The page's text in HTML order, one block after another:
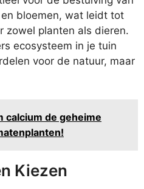
bloemen, wat leidt tot
zowel planten als dieren.
ecosysteem in je tuin
voor de natuur, maar
calcium de geheime
Kiezen